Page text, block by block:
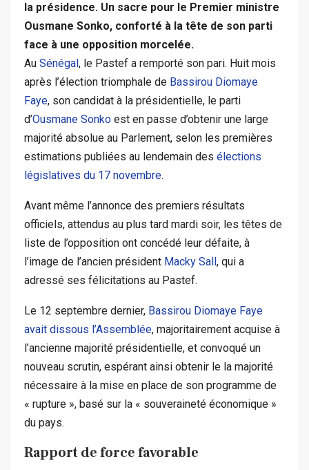
la présidence. Un sacre pour le Premier ministre
Ousmane Sonko, conforté à la tête de son parti
face à une opposition morcelée.
Au Sénégal , le Pastef a remporté son pari. Huit mois
après l’élection triomphale de Bassirou Diomaye
Faye, son candidat à la présidentielle, le parti
d’Ousmane Sonko est en passe d’obtenir une large
majorité absolue au Parlement, selon les premières
estimations publiées au lendemain des élections
législatives du 17 novembre.
Avant même l’annonce des premiers résultats
officiels, attendus au plus tard mardi soir, les têtes de
liste de l’opposition ont concédé leur défaite, à
l’image de l’ancien président Macky Sall , qui a
adressé ses félicitations au Pastef.
Le 12 septembre dernier, Bassirou Diomaye Faye
avait dissous l’Assemblée, majoritairement acquise à
l’ancienne majorité présidentielle, et convoqué un
nouveau scrutin, espérant ainsi obtenir le la majorité
nécessaire à la mise en place de son programme de
« rupture », basé sur la « souveraineté économique »
du pays.
Rapport de force favorable